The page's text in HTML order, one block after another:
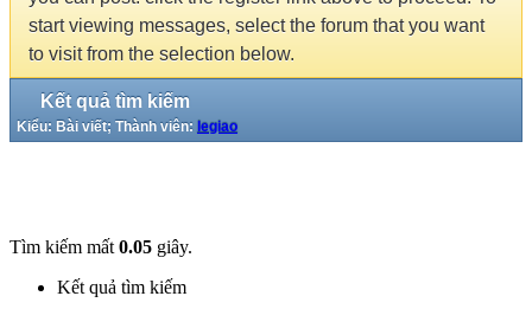
start viewing messages, select the forum that you want
to visit from the selection below.
Kết quả tìm kiếm
Kiểu: Bài viết; Thành viên: legiao
Tìm kiếm mất 0.05 giây.
Kết quả tìm kiếm